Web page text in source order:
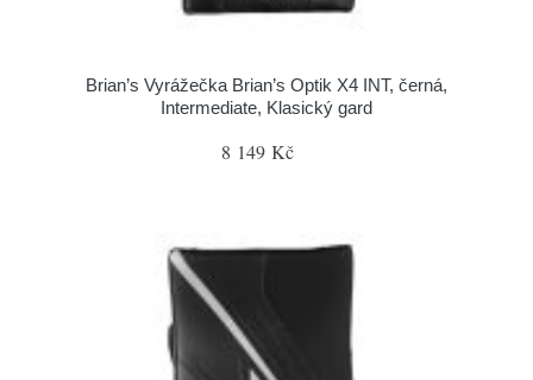
Brian’s Vyrážečka Brian’s Optik X4 INT, černá,
Intermediate, Klasický gard
8 149 Kč